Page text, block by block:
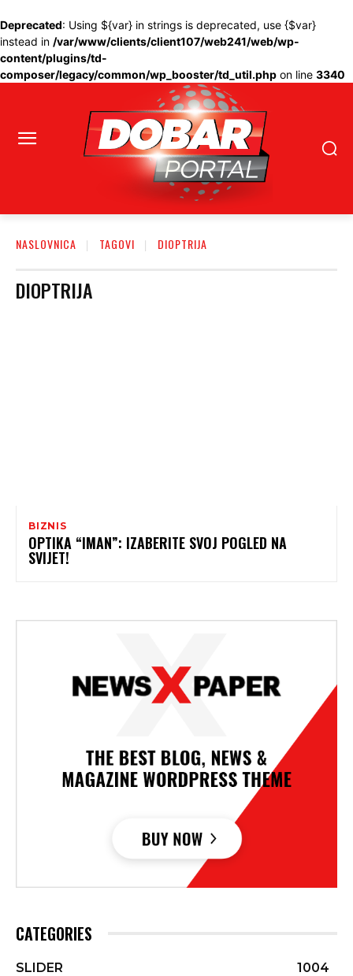
Deprecated: Using ${var} in strings is deprecated, use {$var}
instead in /var/www/clients/client107/web241/web/wp-
content/plugins/td-
composer/legacy/common/wp_booster/td_util.php on line 3340
NASLOVNICA TAGOVI DIOPTRIJA
DIOPTRIJA
BIZNIS
OPTIKA “IMAN”: IZABERITE SVOJ POGLED NA
SVIJET!
CATEGORIES
SLIDER
1004